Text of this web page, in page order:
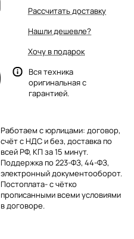
Рассчитать доставку
Нашли дешевле?
Хочу в подарок
Вся техника
оригинальная с
гарантией.
Работаем с юрлицами: договор,
счёт с НДС и без, доставка по
всей РФ, КП за 15 минут.
Поддержка по 223-ФЗ, 44-ФЗ,
электронный документооборот.
Постоплата- с чётко
прописанными всеми условиями
в договоре.